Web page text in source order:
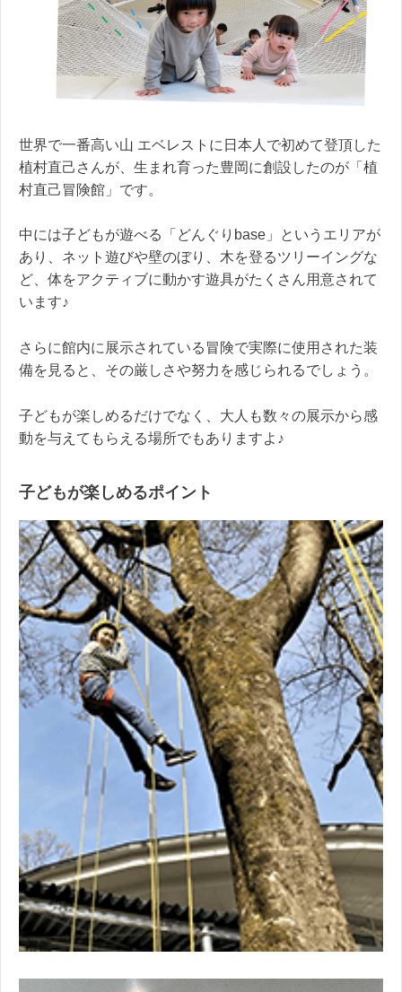
世界で一番高い山 エベレストに日本人で初めて登頂した
植村直己さんが、生まれ育った豊岡に創設したのが「植
村直己冒険館」です。
中には子どもが遊べる「どんぐりbase」というエリアが
あり、ネット遊びや壁のぼり、木を登るツリーイングな
ど、体をアクティブに動かす遊具がたくさん用意されて
います♪
さらに館内に展示されている冒険で実際に使用された装
備を見ると、その厳しさや努力を感じられるでしょう。
子どもが楽しめるだけでなく、大人も数々の展示から感
動を与えてもらえる場所でもありますよ♪
子どもが楽しめるポイント